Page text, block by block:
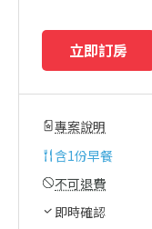
立即訂房
專案說明
含1份早餐
不可退費
即時確認